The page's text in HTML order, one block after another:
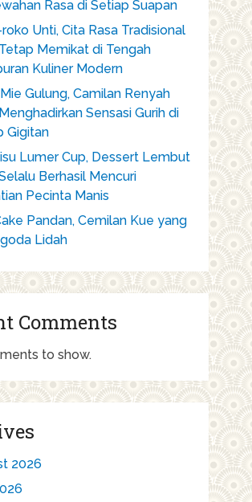
Rasa di Setiap Suapan
Unti, Cita Rasa Tradisional
Memikat di Tengah
Kuliner Modern
Gulung, Camilan Renyah
Sensasi Gurih di
Gigitan
Lumer Cup, Dessert Lembut
Berhasil Mencuri
Pecinta Manis
Pandan, Cemilan Kue yang
Lidah
Comments
to show.
2026